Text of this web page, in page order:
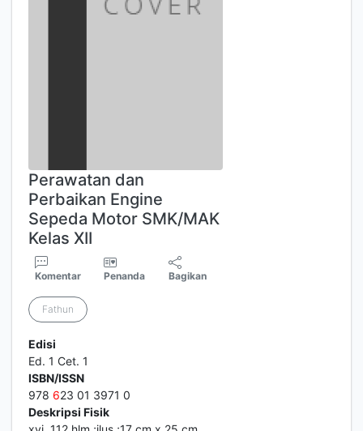
Perawatan dan
Perbaikan Engine
Sepeda Motor SMK/MAK
Kelas XII
Komentar Penanda Bagikan
Fathun
Edisi
Ed. 1 Cet. 1
ISBN/ISSN
978 623 01 3971 0
Deskripsi Fisik